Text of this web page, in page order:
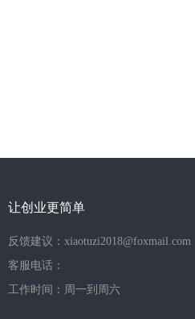
让创业更简单
反馈建议：xiaotuzi2018@foxmail.com
客服电话：
工作时间：周一到周六